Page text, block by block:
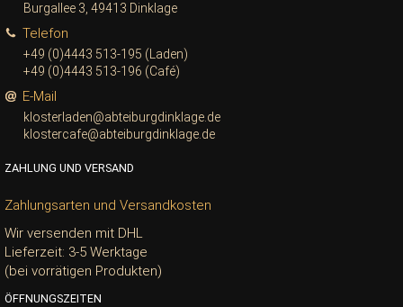
Burgallee 3, 49413 Dinklage
Telefon
+49 (0)4443 513-195 (Laden)
+49 (0)4443 513-196 (Café)
E-Mail
klosterladen@abteiburgdinklage.de
klostercafe@abteiburgdinklage.de
ZAHLUNG UND VERSAND
Zahlungsarten und Versandkosten
Wir versenden mit DHL
Lieferzeit: 3-5 Werktage
(bei vorrätigen Produkten)
ÖFFNUNGSZEITEN